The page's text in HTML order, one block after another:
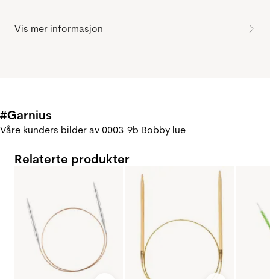
Vis mer informasjon
#Garnius
Våre kunders bilder av 0003-9b Bobby lue
Relaterte produkter